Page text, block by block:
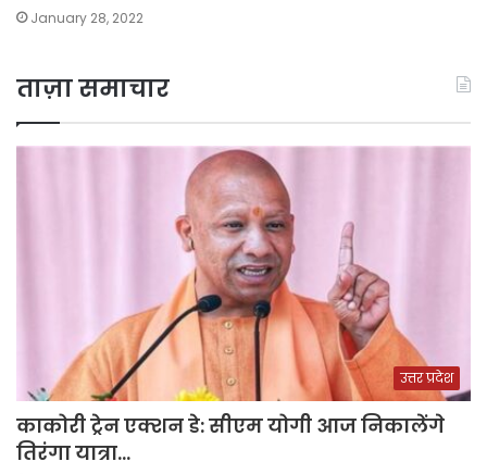
January 28, 2022
ताज़ा समाचार
उत्तर प्रदेश
काकोरी ट्रेन एक्शन डे: सीएम योगी आज निकालेंगे
तिरंगा यात्रा…